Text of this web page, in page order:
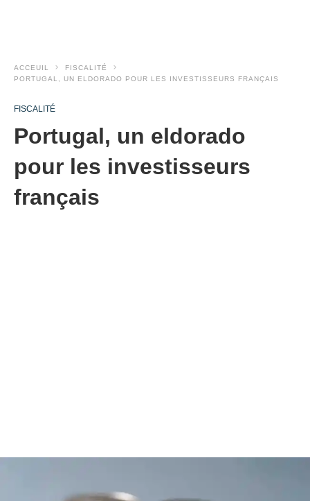
ACCEUIL
FISCALITÉ
PORTUGAL, UN ELDORADO POUR LES INVESTISSEURS FRANÇAIS
FISCALITÉ
Portugal, un eldorado
pour les investisseurs
français